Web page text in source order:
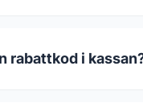
rabattkod i